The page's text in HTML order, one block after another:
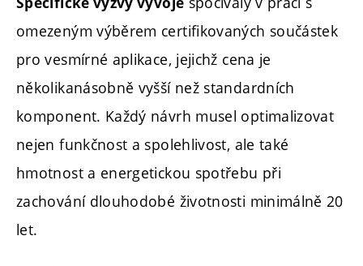
omezeným výběrem certifikovaných součástek
pro vesmírné aplikace, jejichž cena je
několikanásobně vyšší než standardních
komponent. Každý návrh musel optimalizovat
nejen funkčnost a spolehlivost, ale také
hmotnost a energetickou spotřebu při
zachování dlouhodobé životnosti minimálně 20
let.